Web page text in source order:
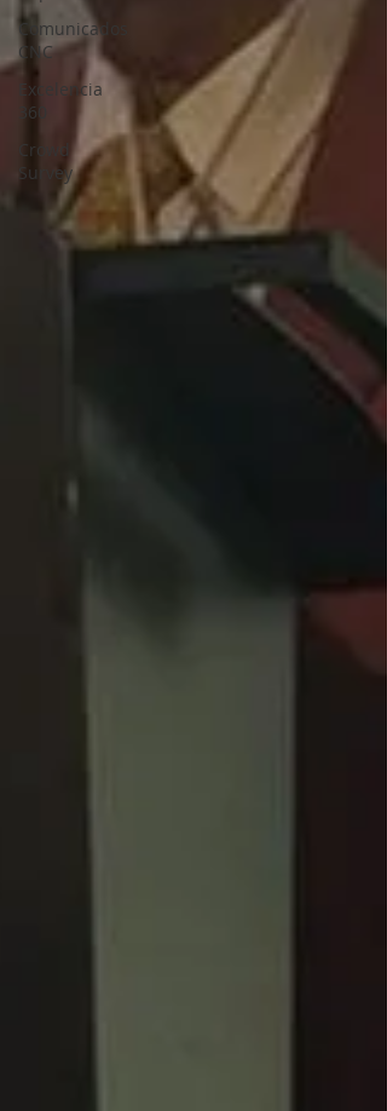
Comunicados
CNC
Excelencia
360
Crowd
Survey